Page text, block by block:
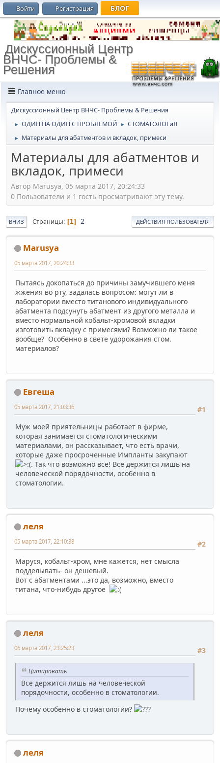
Войти Регистрация БЛОГ
Дискуссионный Центр
ВНЧС- Проблемы &
Решения
Главное меню
Дискуссионный Центр ВНЧС- Проблемы & Решения
► ОДИН НА ОДИН С ПРОБЛЕМОЙ ► СТОМАТОЛОГиЯ
► Материалы для абатментов и вкладок, примеси
Материалы для абатментов и
вкладок, примеси
Автор Marusya, 05 марта 2017, 20:24:33
0 Пользователи и 1 гость просматривают эту тему.
ВНИЗ Страницы 1 2 ДЕЙСТВИЯ ПОЛЬЗОВАТЕЛЯ
Marusya
05 марта 2017, 20:24:33
Пытаясь докопаться до причины замучившего меня
жжения во рту, задалась вопросом: могут ли в
лаборатории вместо титанового индивидуального
абатмента подсунуть абатмент из другого металла и
вместо нормальной кобальт-хромовой вкладки
изготовить вкладку с примесями? Возможно ли такое
вообще? Особенно в свете удорожания стом.
материалов?
Евгеша
#1
05 марта 2017, 21:03:36
Муж моей приятельницы работает в фирме,
которая занимается стоматологическими
материалами, он рассказывает, что есть врачи,
которые даже просроченные Импланты закупают
. Так что возможно все! Все держится лишь на
человеческой порядочности, особенно в
стоматологии.
леля
#2
05 марта 2017, 22:10:38
Маруся, кобальт-хром, мне кажется, нет смысла
подделывать- он дешевый.
Вот с абатментами ...это да, возможно, вместо
титана, что-нибудь другое
леля
#3
06 марта 2017, 23:25:23
Цитировать
Все держится лишь на человеческой
порядочности, особенно в стоматологии.
Почему особенно в стоматологии?
леля